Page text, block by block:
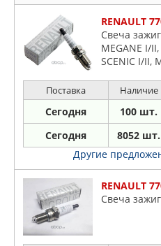
RENAULT
Свеча
MEGANE I/
SCENIC I/II,
Поставка Наличие
Сегодня 100 шт.
Сегодня 8052 шт.
Другие
RENAULT
Свеча